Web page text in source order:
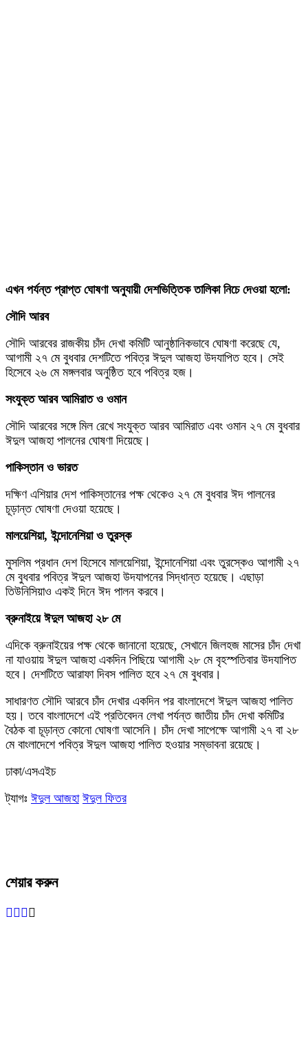
এখন পর্যন্ত প্রাপ্ত ঘোষণা অনুযায়ী দেশভিত্তিক তালিকা নিচে দেওয়া হলো:
সৌদি আরব
সৌদি আরবের রাজকীয় চাঁদ দেখা কমিটি আনুষ্ঠানিকভাবে ঘোষণা করেছে যে,
আগামী ২৭ মে বুধবার দেশটিতে পবিত্র ঈদুল আজহা উদযাপিত হবে। সেই
হিসেবে ২৬ মে মঙ্গলবার অনুষ্ঠিত হবে পবিত্র হজ।
সংযুক্ত আরব আমিরাত ও ওমান
সৌদি আরবের সঙ্গে মিল রেখে সংযুক্ত আরব আমিরাত এবং ওমান ২৭ মে বুধবার
ঈদুল আজহা পালনের ঘোষণা দিয়েছে।
পাকিস্তান ও ভারত
দক্ষিণ এশিয়ার দেশ পাকিস্তানের পক্ষ থেকেও ২৭ মে বুধবার ঈদ পালনের
চূড়ান্ত ঘোষণা দেওয়া হয়েছে।
মালয়েশিয়া, ইন্দোনেশিয়া ও তুরস্ক
মুসলিম প্রধান দেশ হিসেবে মালয়েশিয়া, ইন্দোনেশিয়া এবং তুরস্কেও আগামী ২৭
মে বুধবার পবিত্র ঈদুল আজহা উদযাপনের সিদ্ধান্ত হয়েছে। এছাড়া
তিউনিসিয়াও একই দিনে ঈদ পালন করবে।
ব্রুনাইয়ে ঈদুল আজহা ২৮ মে
এদিকে ব্রুনাইয়ের পক্ষ থেকে জানানো হয়েছে, সেখানে জিলহজ মাসের চাঁদ দেখা
না যাওয়ায় ঈদুল আজহা একদিন পিছিয়ে আগামী ২৮ মে বৃহস্পতিবার উদযাপিত
হবে। দেশটিতে আরাফা দিবস পালিত হবে ২৭ মে বুধবার।
সাধারণত সৌদি আরবে চাঁদ দেখার একদিন পর বাংলাদেশে ঈদুল আজহা পালিত
হয়। তবে বাংলাদেশে এই প্রতিবেদন লেখা পর্যন্ত জাতীয় চাঁদ দেখা কমিটির
বৈঠক বা চূড়ান্ত কোনো ঘোষণা আসেনি। চাঁদ দেখা সাপেক্ষে আগামী ২৭ বা ২৮
মে বাংলাদেশে পবিত্র ঈদুল আজহা পালিত হওয়ার সম্ভাবনা রয়েছে।
ঢাকা/এসএইচ
ট্যাগঃ ঈদুল আজহা ঈদুল ফিতর
শেয়ার করুন